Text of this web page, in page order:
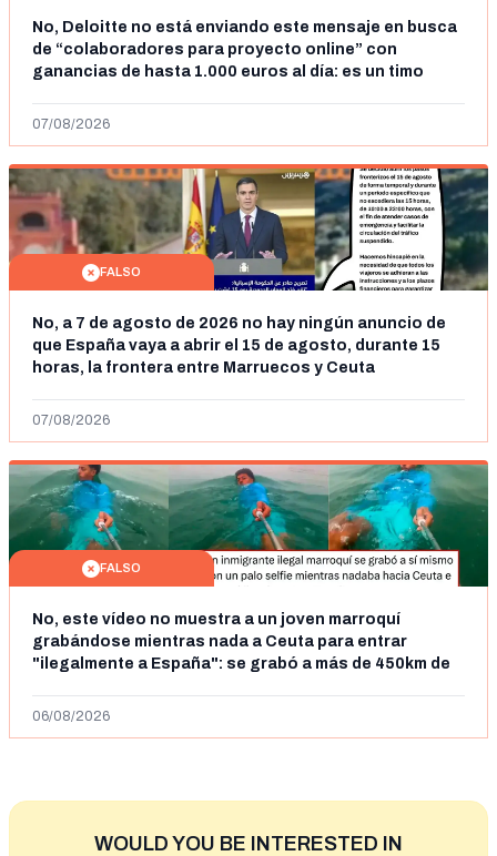
No, Deloitte no está enviando este mensaje en busca
de “colaboradores para proyecto online” con
ganancias de hasta 1.000 euros al día: es un timo
07/08/2026
FALSO
No, a 7 de agosto de 2026 no hay ningún anuncio de
que España vaya a abrir el 15 de agosto, durante 15
horas, la frontera entre Marruecos y Ceuta
07/08/2026
FALSO
No, este vídeo no muestra a un joven marroquí
grabándose mientras nada a Ceuta para entrar
"ilegalmente a España": se grabó a más de 450km de
06/08/2026
WOULD YOU BE INTERESTED IN